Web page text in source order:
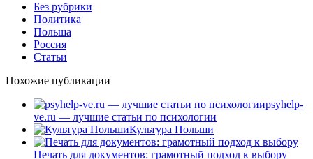
Без рубрики
Политика
Польша
Россия
Статьи
Похожие публикации
psyhelp-
ve.ru — лучшие статьи по психологии
Культура Польши
Печать для документов: грамотный подход к выбору